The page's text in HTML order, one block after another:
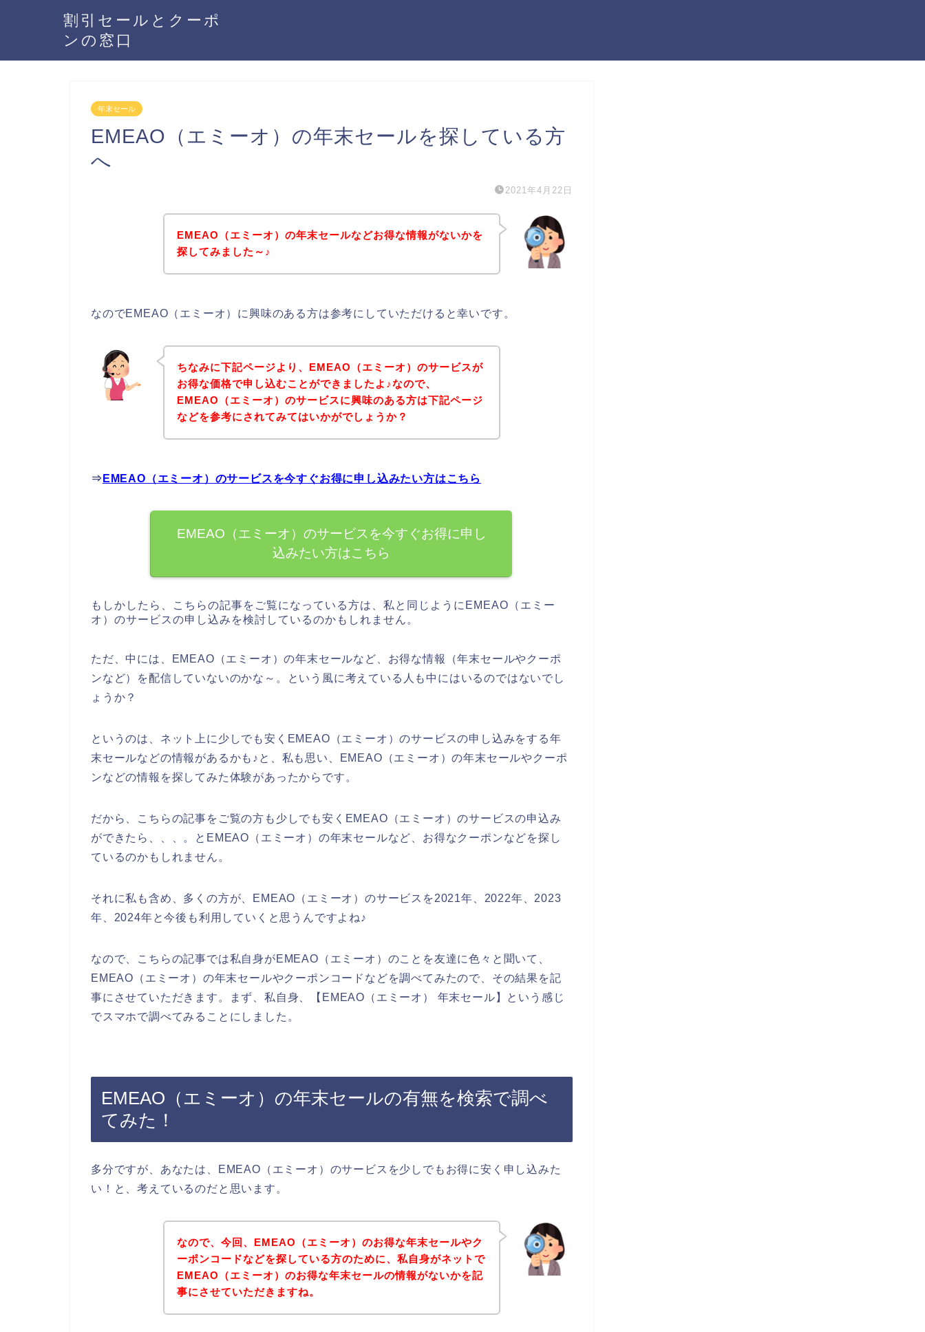
割引セールとクーポ
ンの窓口
年末セール
EMEAO（エミーオ）の年末セールを探している方
へ
2021年4月22日
EMEAO（エミーオ）の年末セールなどお得な情報がないかを
探してみました～♪
なのでEMEAO（エミーオ）に興味のある方は参考にしていただけると幸いです。
ちなみに下記ページより、EMEAO（エミーオ）のサービスが
お得な価格で申し込むことができましたよ♪なので、
EMEAO（エミーオ）のサービスに興味のある方は下記ページ
などを参考にされてみてはいかがでしょうか？
⇒ EMEAO（エミーオ）のサービスを今すぐお得に申し込みたい方はこちら
EMEAO（エミーオ）のサービスを今すぐお得に申し
込みたい方はこちら
もしかしたら、こちらの記事をご覧になっている方は、私と同じようにEMEAO（エミー
オ）のサービスの申し込みを検討しているのかもしれません。
ただ、中には、EMEAO（エミーオ）の年末セールなど、お得な情報（年末セールやクーポ
ンなど）を配信していないのかな～。という風に考えている人も中にはいるのではないでし
ょうか？
というのは、ネット上に少しでも安くEMEAO（エミーオ）のサービスの申し込みをする年
末セールなどの情報があるかも♪と、私も思い、EMEAO（エミーオ）の年末セールやクーポ
ンなどの情報を探してみた体験があったからです。
だから、こちらの記事をご覧の方も少しでも安くEMEAO（エミーオ）のサービスの申込み
ができたら、、、。とEMEAO（エミーオ）の年末セールなど、お得なクーポンなどを探し
ているのかもしれません。
それに私も含め、多くの方が、EMEAO（エミーオ）のサービスを2021年、2022年、2023
年、2024年と今後も利用していくと思うんですよね♪
なので、こちらの記事では私自身がEMEAO（エミーオ）のことを友達に色々と聞いて、
EMEAO（エミーオ）の年末セールやクーポンコードなどを調べてみたので、その結果を記
事にさせていただきます。まず、私自身、【EMEAO（エミーオ） 年末セール】という感じ
でスマホで調べてみることにしました。
EMEAO（エミーオ）の年末セールの有無を検索で調べ
てみた！
多分ですが、あなたは、EMEAO（エミーオ）のサービスを少しでもお得に安く申し込みた
い！と、考えているのだと思います。
なので、今回、EMEAO（エミーオ）のお得な年末セールやク
ーポンコードなどを探している方のために、私自身がネットで
EMEAO（エミーオ）のお得な年末セールの情報がないかを記
事にさせていただきますね。